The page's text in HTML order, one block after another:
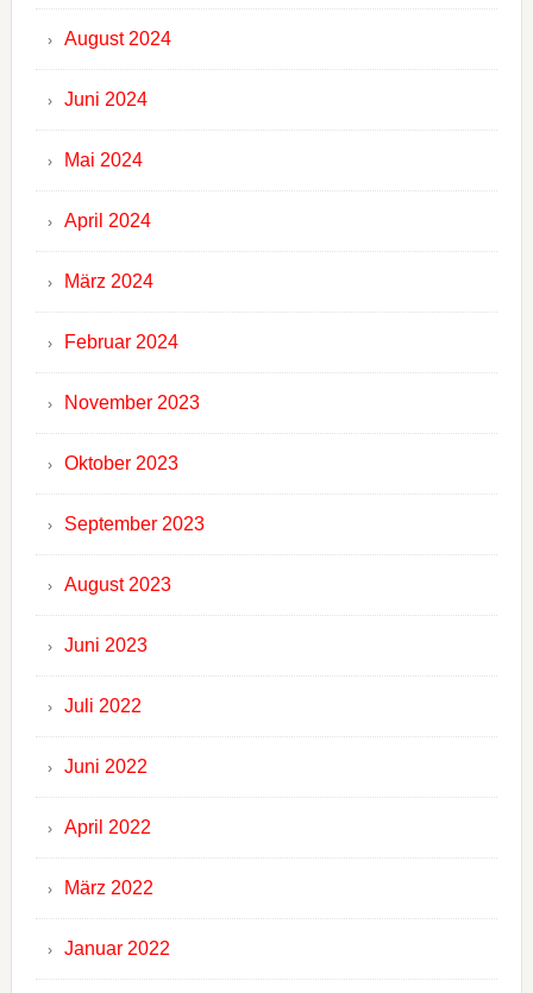
August 2024
Juni 2024
Mai 2024
April 2024
März 2024
Februar 2024
November 2023
Oktober 2023
September 2023
August 2023
Juni 2023
Juli 2022
Juni 2022
April 2022
März 2022
Januar 2022